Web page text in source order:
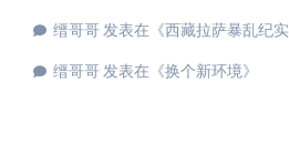
缙哥哥发表在《西藏拉萨暴乱纪实
缙哥哥发表在《换个新环境》